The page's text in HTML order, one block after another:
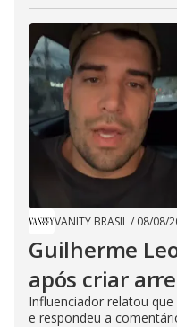
VANITY BRASIL/ 08/08/
Guilherme
após criar
Influenciador relatou
e respondeu a